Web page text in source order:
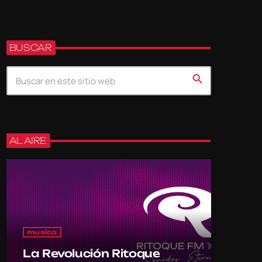
BUSCAR
search
AL AIRE
musica
La Revolución Ritoque